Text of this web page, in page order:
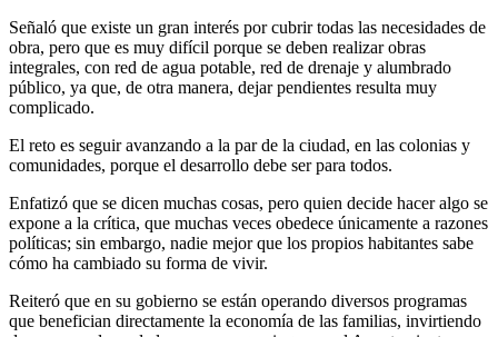
Señaló que existe un gran interés por cubrir todas las necesidades de
obra, pero que es muy difícil porque se deben realizar obras
integrales, con red de agua potable, red de drenaje y alumbrado
público, ya que, de otra manera, dejar pendientes resulta muy
complicado.
El reto es seguir avanzando a la par de la ciudad, en las colonias y
comunidades, porque el desarrollo debe ser para todos.
Enfatizó que se dicen muchas cosas, pero quien decide hacer algo se
expone a la crítica, que muchas veces obedece únicamente a razones
políticas; sin embargo, nadie mejor que los propios habitantes sabe
cómo ha cambiado su forma de vivir.
Reiteró que en su gobierno se están operando diversos programas
que benefician directamente la economía de las familias, invirtiendo